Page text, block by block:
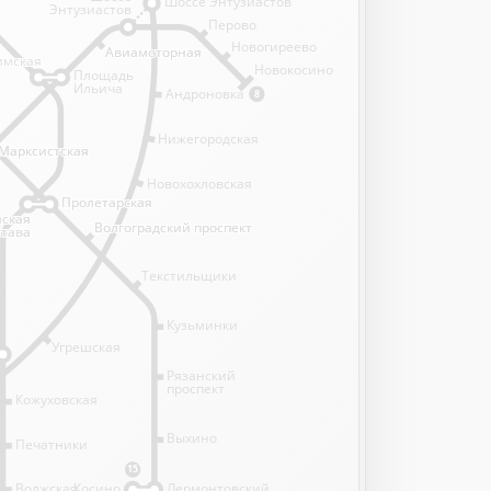
8
15
Андроновка
Нижегородская
Новохохловская
Угрешская
Текстильщики
Кузьминки
Рязанский
проспект
Выхино
Лермонтовский
Кожуховская
Печатники
Волжская
Перово
Новогиреево
Новокосино
Площадь
Ильича
Пролетарская
Пролетарская
Волгоградский проспект
Волгоградский проспект
Авиамоторная
Авиамоторная
Энтузиастов
Косино